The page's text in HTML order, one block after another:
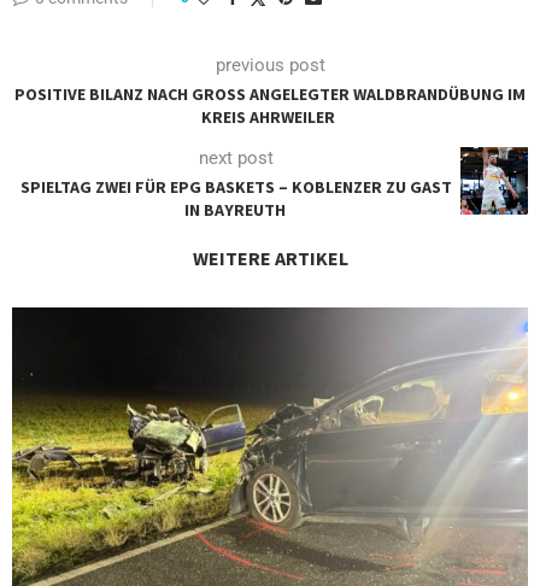
previous post
POSITIVE BILANZ NACH GROSS ANGELEGTER WALDBRANDÜBUNG IM K
REIS AHRWEILER
next post
SPIELTAG ZWEI FÜR EPG BASKETS – KOBLENZER ZU GAST
IN BAYREUTH
WEITERE ARTIKEL